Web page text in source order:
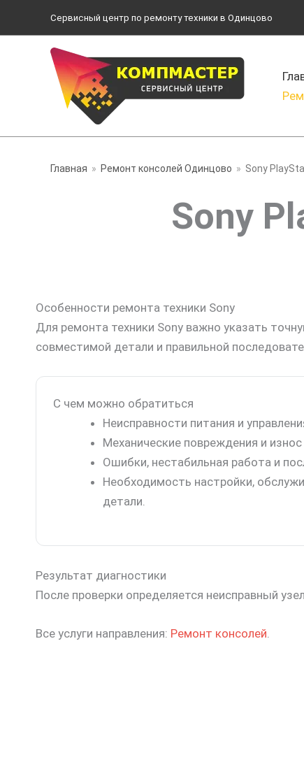
содержимому
Сервисный центр по ремонту техники в Одинцово
Главная Ремонт консолей Одинцово Sony
Sony
Особенности ремонта техники Sony
Для ремонта техники Sony важно указать
совместимой детали и правильной
С чем можно обратиться
Неисправности питания и
Механические повреждения и износ
Ошибки, нестабильная работа и
Необходимость настройки,
детали.
Результат диагностики
После проверки определяется неисправный
Все услуги направления: Ремонт консолей.